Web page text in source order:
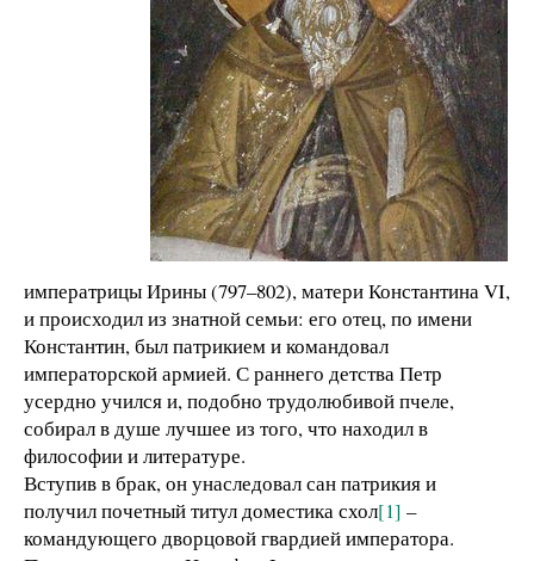
императрицы Ирины (797–802), матери Константина VI,
и происходил из знатной семьи: его отец, по имени
Константин, был патрикием и командовал
императорской армией. С раннего детства Петр
усердно учился и, подобно трудолюбивой пчеле,
собирал в душе лучшее из того, что находил в
философии и литературе.
Вступив в брак, он унаследовал сан патрикия и
получил почетный титул доместика схол[1] –
командующего дворцовой гвардией императора.